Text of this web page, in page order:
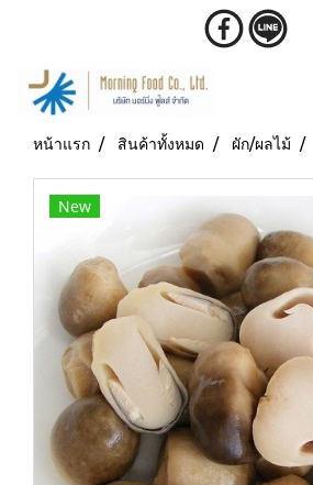
หน้าแรก สินค้าทั้งหมด ผัก/ผลไม้
New